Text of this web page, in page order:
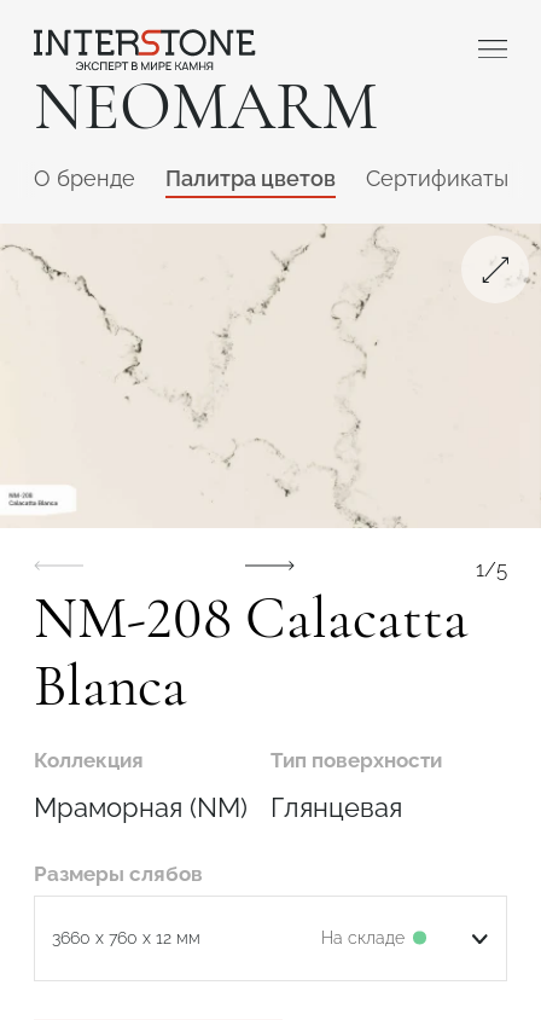
NEOMARM
O бренде Палитра цветов Сертификаты
1/5
NM-208 Calacatta
Blanca
Коллекция
Мраморная (NM)
Тип поверхности
Глянцевая
Размеры слябов
3660 x 760 x 12 мм На складе
Ваша сфера деятельности
Обработчик Дизайнер
Подтвердите, что вы не робот